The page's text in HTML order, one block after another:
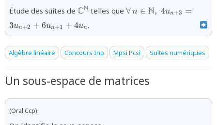
Étude des suites de \mathbb{C}^{\mathbb{N}}
CN telles que \forall\,
∀ n ∈ N, 4un+3 =
3un+2 + 6un+1 + 4un.
Algèbre linéaire Concours Inp Mpsi Pcsi Suites numériques
Un sous-espace de matrices
(Oral Ccp)